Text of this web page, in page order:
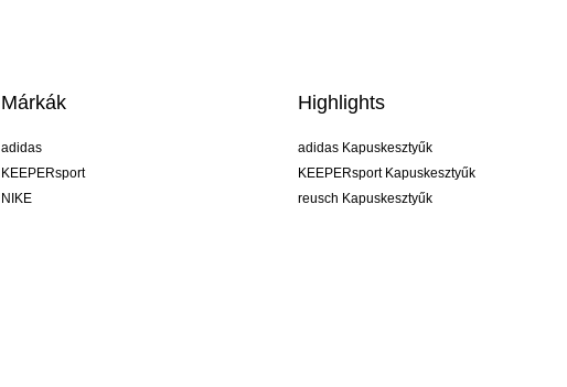
Márkák
adidas
KEEPERsport
NIKE
Highlights
adidas Kapuskesztyűk
KEEPERsport Kapuskesztyűk
reusch Kapuskesztyűk